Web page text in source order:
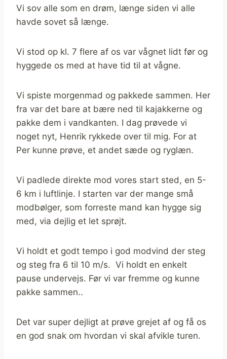
Vi sov alle som en drøm, længe siden vi alle
havde sovet så længe.
Vi stod op kl. 7 flere af os var vågnet lidt før og
hyggede os med at have tid til at vågne.
Vi spiste morgenmad og pakkede sammen. Her
fra var det bare at bære ned til kajakkerne og
pakke dem i vandkanten. I dag prøvede vi
noget nyt, Henrik rykkede over til mig. For at
Per kunne prøve, et andet sæde og ryglæn.
Vi padlede direkte mod vores start sted, en 5-
6 km i luftlinje. I starten var der mange små
modbølger, som forreste mand kan hygge sig
med, via dejlig et let sprøjt.
Vi holdt et godt tempo i god modvind der steg
og steg fra 6 til 10 m/s. Vi holdt en enkelt
pause undervejs. Før vi var fremme og kunne
pakke sammen..
Det var super dejligt at prøve grejet af og få os
en god snak om hvordan vi skal afvikle turen.